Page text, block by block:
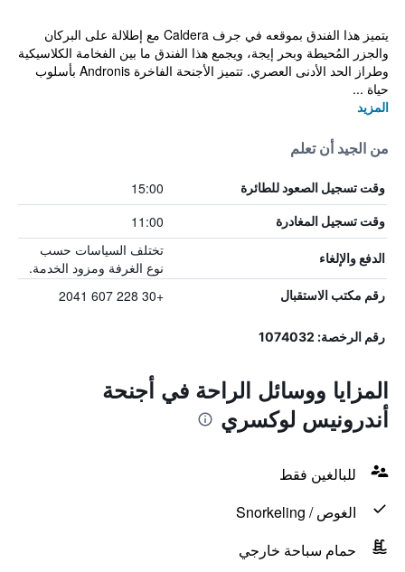
يتميز هذا الفندق بموقعه في جرف Caldera مع إطلالة على البركان
والجزر المُحيطة وبحر إيجة، ويجمع هذا الفندق ما بين الفخامة الكلاسيكية
وطراز الحد الأدنى العصري. تتميز الأجنحة الفاخرة Andronis بأسلوب
حياة ...
المزيد
من الجيد أن تعلم
وقت تسجيل الصعود للطائرة 15:00
وقت تسجيل المغادرة 11:00
الدفع والإلغاء
تختلف السياسات حسب
نوع الغرفة ومزود الخدمة.
رقم مكتب الاستقبال +30 228 607 2041
رقم الرخصة: 1074032
المزايا ووسائل الراحة في أجنحة
أندرونيس لوكسري
للبالغين فقط
الغوص / Snorkeling
حمام سباحة خارجي